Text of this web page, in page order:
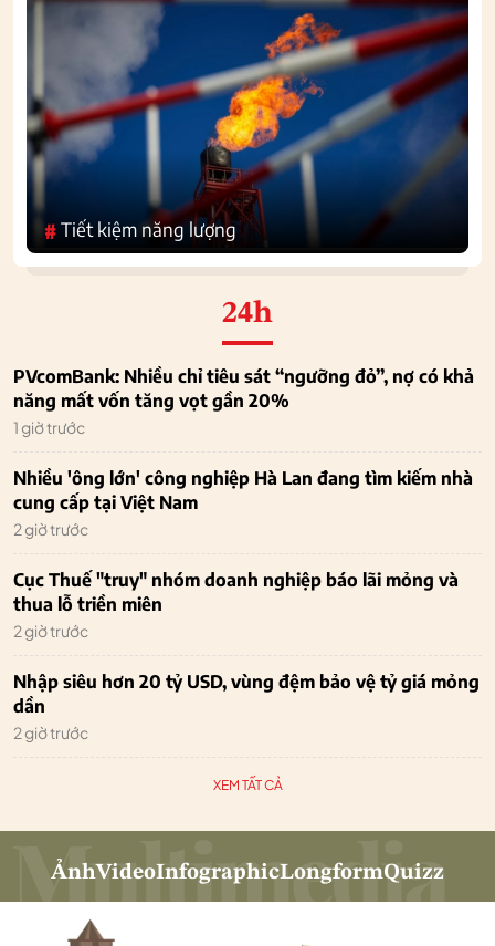
#Tiết kiệm năng lượng
24h
PVcomBank: Nhiều chỉ tiêu sát “ngưỡng đỏ”, nợ có khả
năng mất vốn tăng vọt gần 20%
1 giờ trước
Nhiều 'ông lớn' công nghiệp Hà Lan đang tìm kiếm nhà
cung cấp tại Việt Nam
2 giờ trước
Cục Thuế "truy" nhóm doanh nghiệp báo lãi mỏng và
thua lỗ triền miên
2 giờ trước
Nhập siêu hơn 20 tỷ USD, vùng đệm bảo vệ tỷ giá mỏng
dần
2 giờ trước
XEM TẤT CẢ
ẢnhVideoInfographicLongformQuizz